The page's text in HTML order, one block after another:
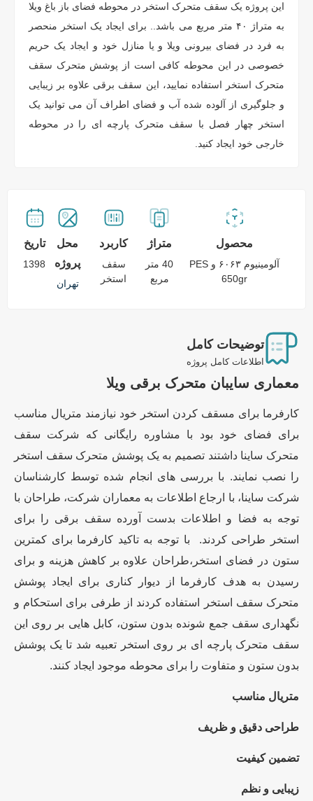
این پروژه یک سقف متحرک استخر در محوطه فضای باز باغ ویلا
به متراژ ۴۰ متر مربع می باشد.. برای ایجاد یک استخر منحصر
به فرد در فضای بیرونی ویلا و یا منازل خود و ایجاد یک حریم
خصوصی در این محوطه کافی است از پوشش متحرک سقف
متحرک استخر استفاده نمایید، این سقف برقی علاوه بر زیبایی
و جلوگیری از آلوده شده آب و فضای اطراف آن می توانید یک
استخر چهار فصل با سقف متحرک پارچه ای را در محوطه
خارجی خود ایجاد کنید.
محصول
آلومینیوم ۶۰۶۳ و PES
650gr
متراژ
40 متر
مربع
کاربرد
سقف
استخر
محل
پروژه
تهران
تاریخ
1398
توضیحات کامل
اطلاعات کامل پروژه
معماری سایبان متحرک برقی ویلا
کارفرما برای مسقف کردن استخر خود نیازمند متریال مناسب
برای فضای خود بود با مشاوره رایگانی که شرکت سقف
متحرک ساینا داشتند تصمیم به یک پوشش متحرک سقف استخر
را نصب نمایند. با بررسی های انجام شده توسط کارشناسان
شرکت ساینا، با ارجاع اطلاعات به معماران شرکت، طراحان با
توجه به فضا و اطلاعات بدست آورده سقف برقی را برای
استخر طراحی کردند. با توجه به تاکید کارفرما برای کمترین
ستون در فضای استخر،طراحان علاوه بر کاهش هزینه و برای
رسیدن به هدف کارفرما از دیوار کناری برای ایجاد پوشش
متحرک سقف استخر استفاده کردند از طرفی برای استحکام و
نگهداری سقف جمع شونده بدون ستون، کابل هایی بر روی این
سقف متحرک پارچه ای بر روی استخر تعبیه شد تا یک پوشش
بدون ستون و متفاوت را برای محوطه موجود ایجاد کنند.
متریال مناسب
طراحی دقیق و ظریف
تضمین کیفیت
زیبایی و نظم